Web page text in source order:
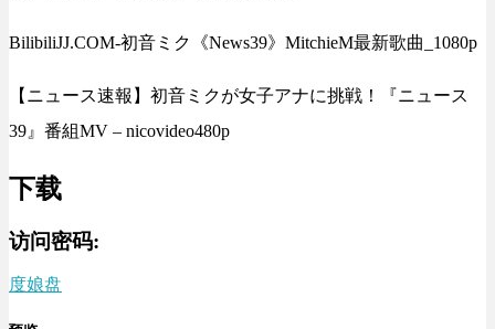
BilibiliJJ.COM-初音ミク《News39》MitchieM最新歌曲_1080p
【ニュース速報】初音ミクが女子アナに挑戦！『ニュース
39』番組MV – nicovideo480p
下载
访问密码:
度娘盘